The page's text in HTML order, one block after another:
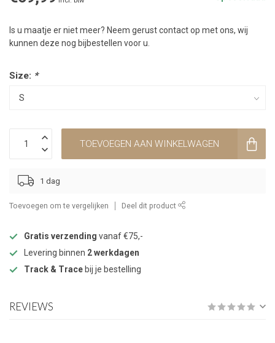
Is u maatje er niet meer? Neem gerust contact op met ons, wij
kunnen deze nog bijbestellen voor u.
Size: *
TOEVOEGEN AAN WINKELWAGEN
1 dag
Toevoegen om te vergelijken Deel dit product
Gratis verzending vanaf €75,-
Levering binnen 2 werkdagen
Track & Trace bij je bestelling
REVIEWS